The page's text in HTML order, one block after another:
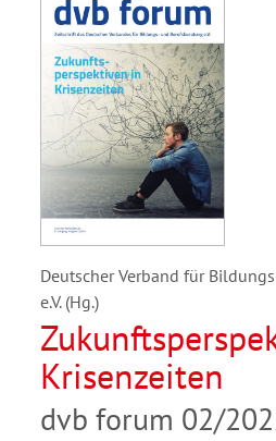
Deutscher Verband für
e.V. (Hg.)
Krisenzeiten
dvb forum 02/